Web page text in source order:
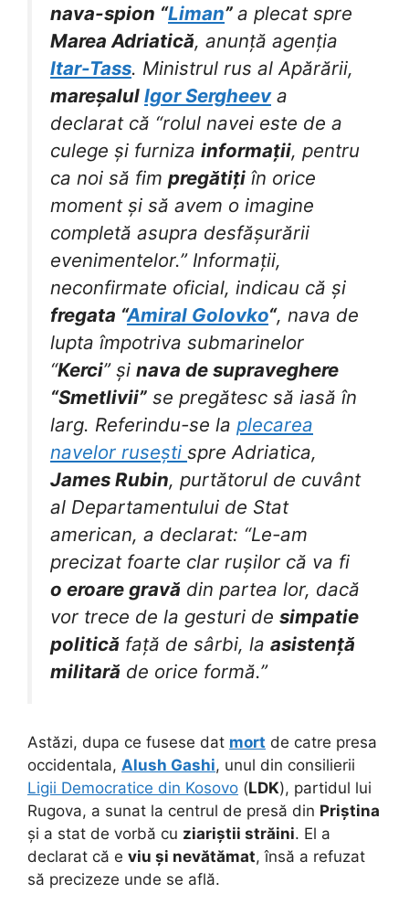
nava-spion “Liman” a plecat spre
Marea Adriatică, anunță agenția
Itar-Tass. Ministrul rus al Apărării,
mareșalul Igor Sergheeva
declarat că “rolul navei este de a
culege și furniza informații, pentru
ca noi să fim pregătiți în orice
moment și să avem o imagine
completă asupra desfășurării
evenimentelor.” Informații,
neconfirmate oficial, indicau că și
fregata “Amiral Golovko“, nava de
lupta împotriva submarinelor
“Kerci” și nava de supraveghere
“Smetlivii” se pregătesc să iasă în
larg. Referindu-se la plecarea
navelor rusești spre Adriatica,
James Rubin, purtătorul de cuvânt
al Departamentului de Stat
american, a declarat: “Le-am
precizat foarte clar rușilor că va fi
o eroare gravă din partea lor, dacă
vor trece de la gesturi de simpatie
politică față de sârbi, la asistență
militară de orice formă.”
Astăzi, dupa ce fusese dat mort de catre presa
occidentala, Alush Gashi, unul din consilierii
Ligii Democratice din Kosovo (LDK), partidul lui
Rugova, a sunat la centrul de presă din Priștina
și a stat de vorbă cu ziariștii străini. El a
declarat că e viu și nevătămat, însă a refuzat
să precizeze unde se află.